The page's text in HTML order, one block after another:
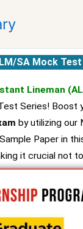
SA Mock
Lineman
Series! Boost
by utilizing our
Paper in
it crucial not